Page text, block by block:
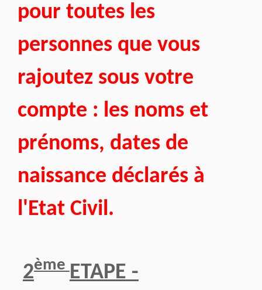
pour toutes les
personnes que vous
rajoutez sous votre
compte : les noms et
prénoms, dates de
naissance déclarés à
l'Etat Civil.
2ème ETAPE -